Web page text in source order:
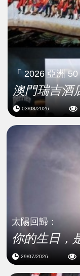
「 2026 亞洲
澳門瑞吉酒
03/08/2026
太陽回歸：
你的生日，
29/07/2026